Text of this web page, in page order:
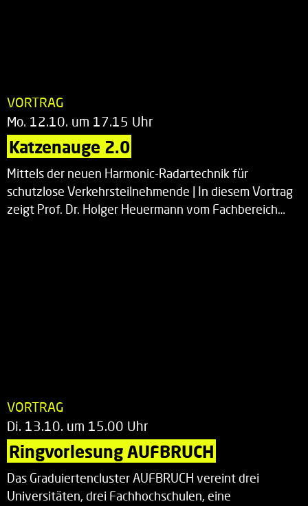
VORTRAG
Mo. 12.10. um 17.15 Uhr
Katzenauge 2.0
Mittels der neuen Harmonic-Radartechnik für
schutzlose Verkehrsteilnehmende | In diesem Vortrag
zeigt Prof. Dr. Holger Heuermann vom Fachbereich…
VORTRAG
Di. 13.10. um 15.00 Uhr
Ringvorlesung AUFBRUCH
Das Graduiertencluster AUFBRUCH vereint drei
Universitäten, drei Fachhochschulen, eine